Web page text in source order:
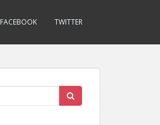
FACEBOOK TWITTER